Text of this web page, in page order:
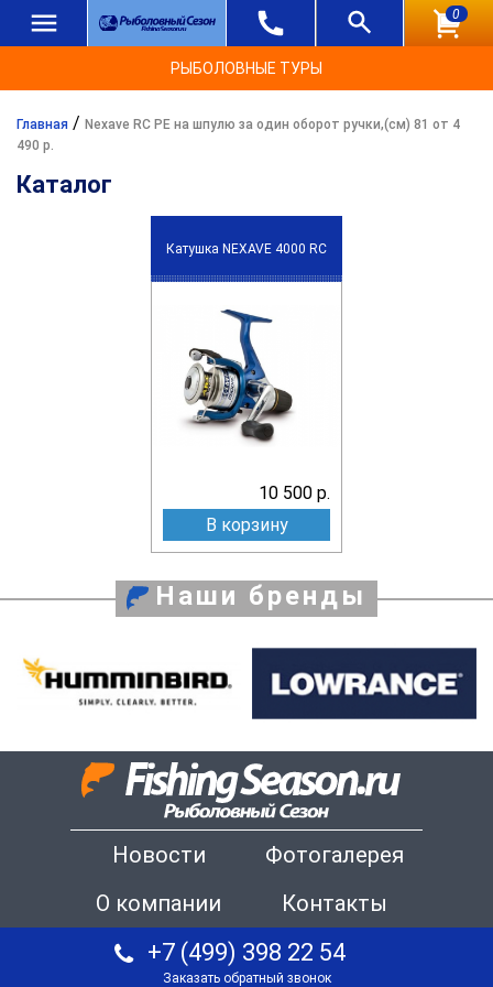
0
РЫБОЛОВНЫЕ ТУРЫ
Главная / Nexave RC PE на шпулю за один оборот ручки,(см) 81 от 4
490 р.
Каталог
Катушка NEXAVE 4000 RC
10 500 р.
В корзину
Наши бренды
Новости
Фотогалерея
О компании
Контакты
+7 (499) 398 22 54
Заказать обратный звонок